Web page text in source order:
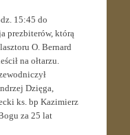
15:45 do
prezbiterów, którą
O. Bernard
na ołtarzu.
Dzięga,
ks. bp Kazimierz
za 25 lat